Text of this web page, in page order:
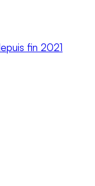
fin 2021